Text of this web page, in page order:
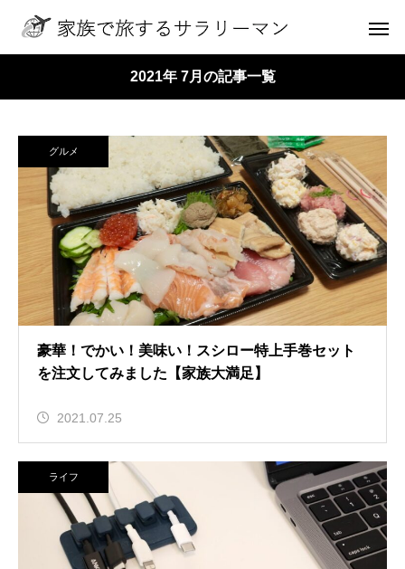
2021年 7月の記事一覧
グルメ
豪華！でかい！美味い！スシロー特上手巻セット
を注文してみました【家族大満足】
2021.07.25
ライフ